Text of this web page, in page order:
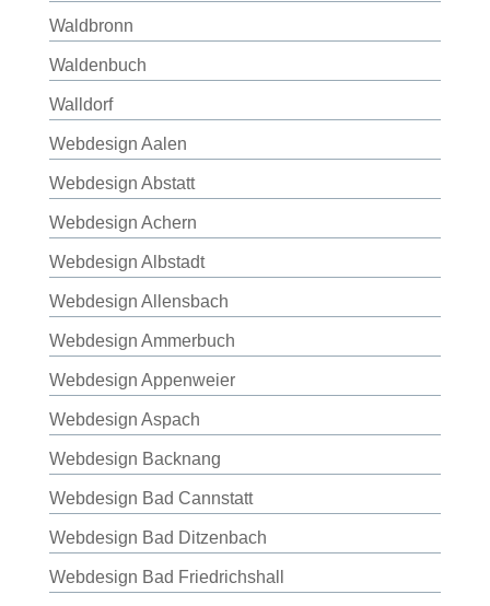
Waldbronn
Waldenbuch
Walldorf
Webdesign Aalen
Webdesign Abstatt
Webdesign Achern
Webdesign Albstadt
Webdesign Allensbach
Webdesign Ammerbuch
Webdesign Appenweier
Webdesign Aspach
Webdesign Backnang
Webdesign Bad Cannstatt
Webdesign Bad Ditzenbach
Webdesign Bad Friedrichshall